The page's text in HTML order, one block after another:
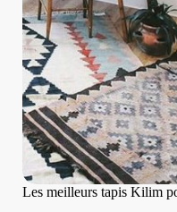
Les meilleurs tapis Kilim